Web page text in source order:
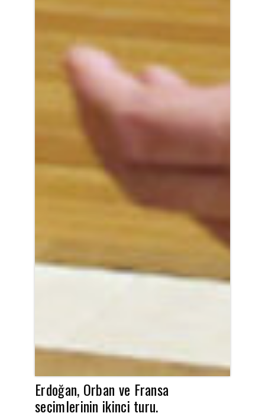
Erdoğan, Orban ve Fransa
seçimlerinin ikinci turu.